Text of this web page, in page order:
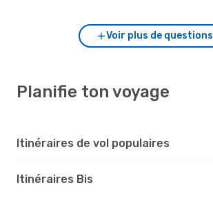
Voir plus de questions
Planifie ton voyage
Itinéraires de vol populaires
Itinéraires Bis